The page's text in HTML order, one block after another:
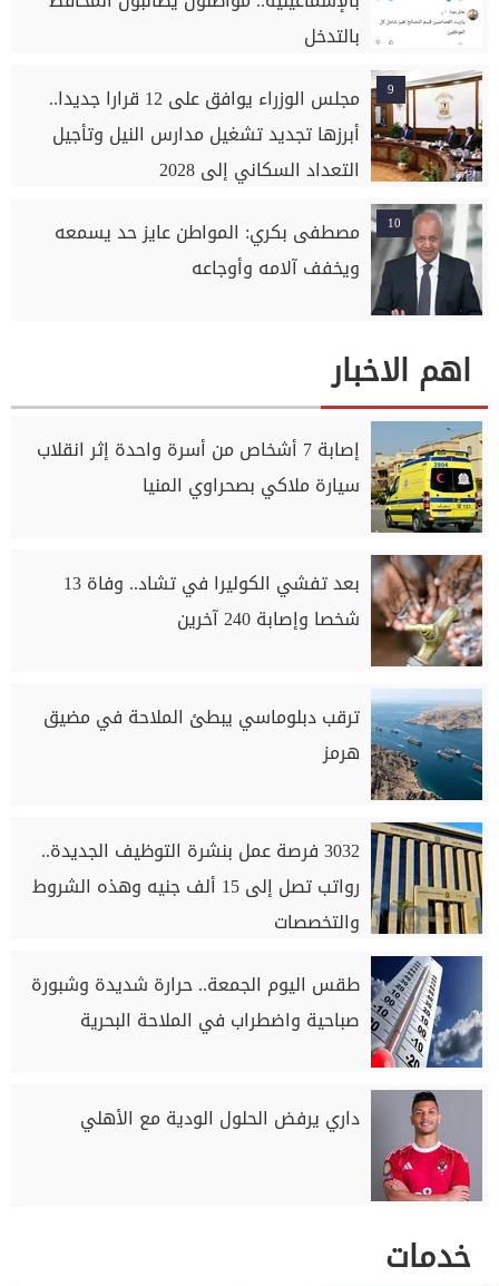
بالتدخل
9
مجلس الوزراء يوافق على 12 قرارا جديدا..
أبرزها تجديد تشغيل مدارس النيل وتأجيل
التعداد السكاني إلى 2028
10
مصطفى بكري: المواطن عايز حد يسمعه
ويخفف آلامه وأوجاعه
اهم الاخبار
إصابة 7 أشخاص من أسرة واحدة إثر انقلاب
سيارة ملاكي بصحراوي المنيا
بعد تفشي الكوليرا في تشاد.. وفاة 13
شخصا وإصابة 240 آخرين
ترقب دبلوماسي يبطئ الملاحة في مضيق
هرمز
3032 فرصة عمل بنشرة التوظيف الجديدة..
رواتب تصل إلى 15 ألف جنيه وهذه الشروط
والتخصصات
طقس اليوم الجمعة.. حرارة شديدة وشبورة
صباحية واضطراب في الملاحة البحرية
داري يرفض الحلول الودية مع الأهلي
خدمات